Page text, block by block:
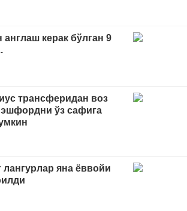
англаш керак бўлган 9
трансферидан воз
ўз сафига
лангурлар яна ёввойи